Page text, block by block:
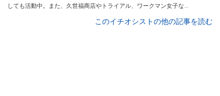
しても活動中。また、久世福商店やトライアル、ワークマン女子など
、集英社「週刊プレイボーイ」、宝島
このイチオシストの他の記事を読む